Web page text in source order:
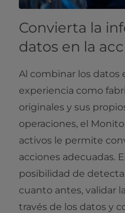
Convierta la
datos en la
Al combinar los datos
experiencia como
originales y sus
operaciones, el
activos le permite
acciones adecuadas.
posibilidad de
cuanto antes, validar
través de los datos y